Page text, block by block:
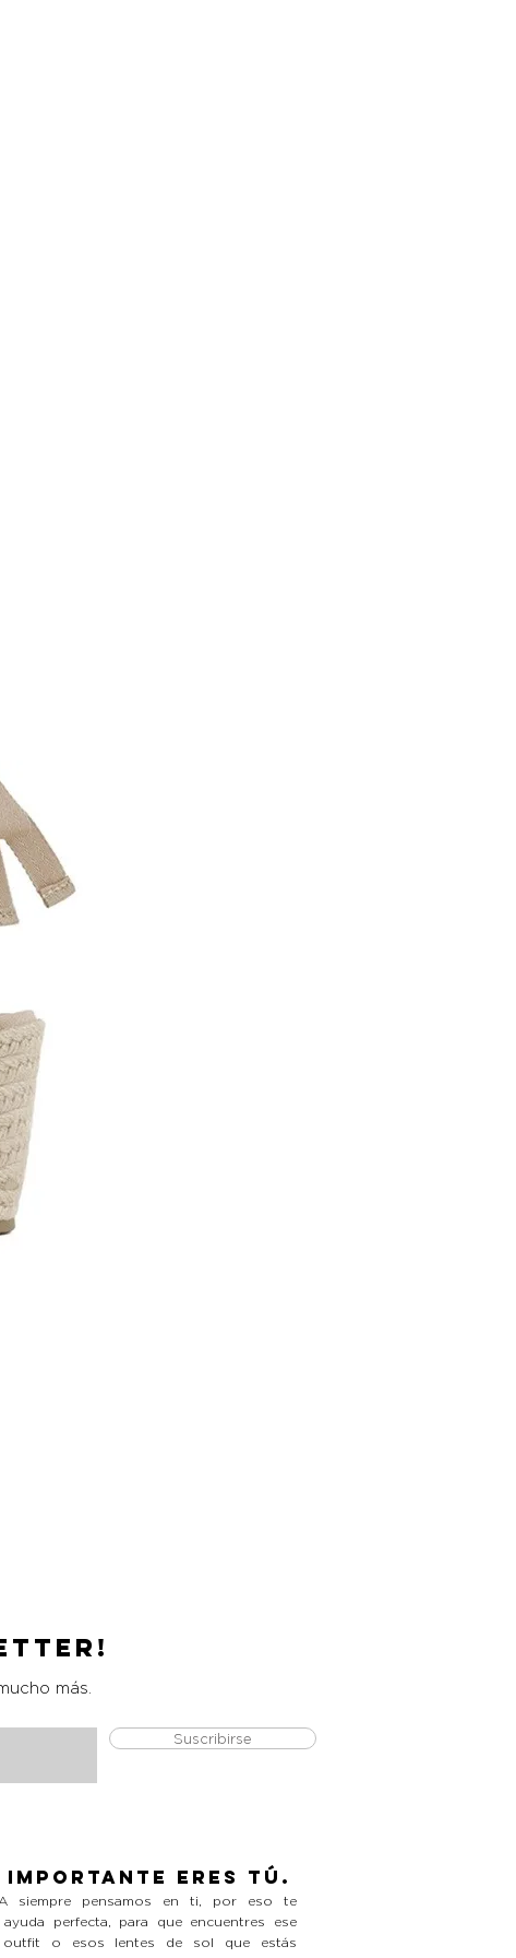
más.
Suscribirse
importante eres tú.
siempre pensamos en ti, por eso te
perfecta, para que encuentres ese
outfit o esos lentes de sol que estás